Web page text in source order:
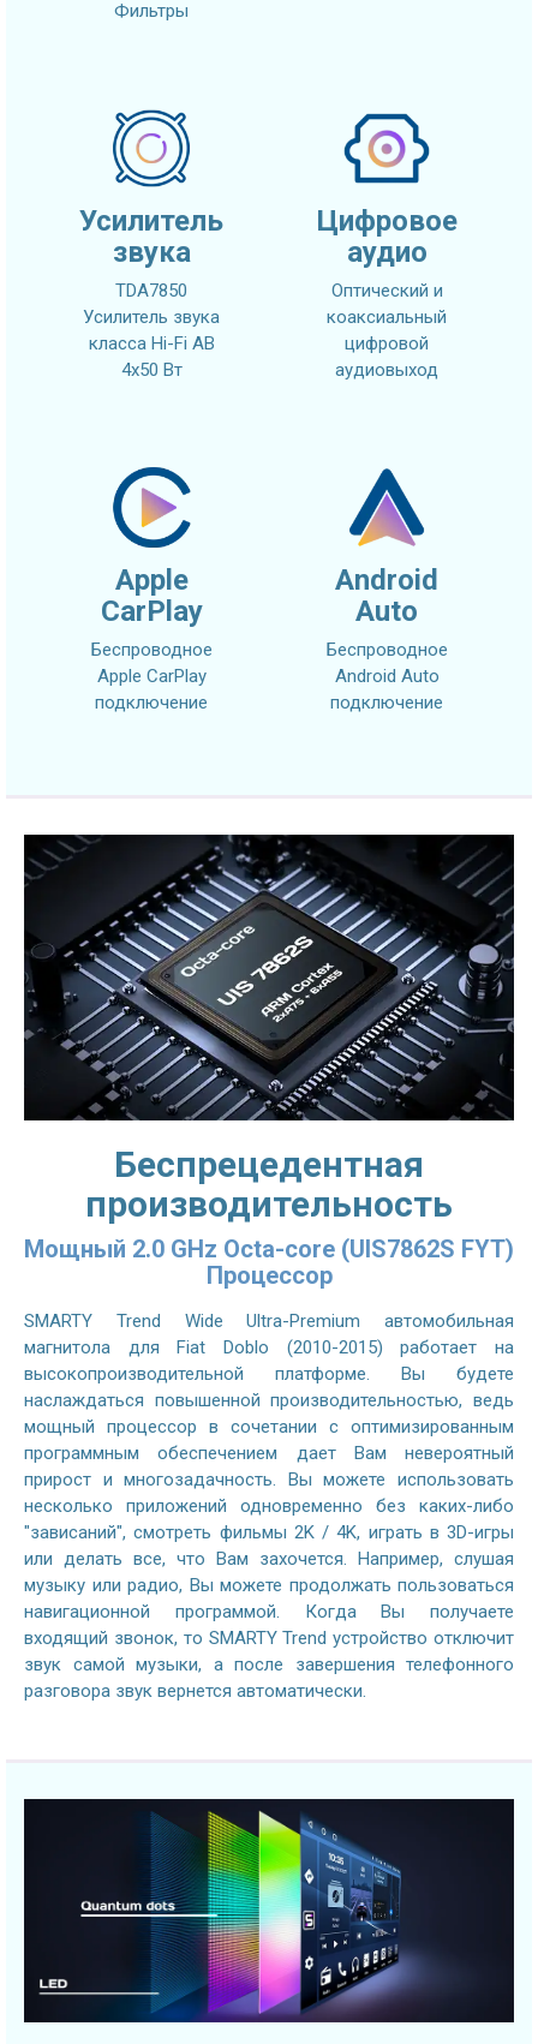
Фильтры
Усилитель
звука
TDA7850
Усилитель звука
класса Hi-Fi AB
4x50 Вт
Цифровое
аудио
Оптический и
коаксиальный
цифровой
аудиовыход
Apple
CarPlay
Беспроводное
Apple CarPlay
подключение
Android
Auto
Беспроводное
Android Auto
подключение
Беспрецедентная
производительность
Мощный 2.0 GHz Octa-core (UIS7862S FYT)
Процессор
SMARTY Trend Wide Ultra-Premium автомобильная
магнитола для Fiat Doblo (2010-2015) работает на
высокопроизводительной платформе. Вы будете
наслаждаться повышенной производительностью, ведь
мощный процессор в сочетании с оптимизированным
программным обеспечением дает Вам невероятный
прирост и многозадачность. Вы можете использовать
несколько приложений одновременно без каких-либо
"зависаний", смотреть фильмы 2K / 4K, играть в 3D-игры
или делать все, что Вам захочется. Например, слушая
музыку или радио, Вы можете продолжать пользоваться
навигационной программой. Когда Вы получаете
входящий звонок, то SMARTY Trend устройство отключит
звук самой музыки, а после завершения телефонного
разговора звук вернется автоматически.